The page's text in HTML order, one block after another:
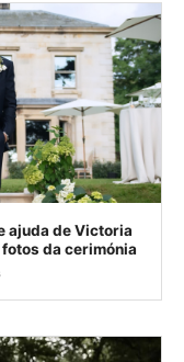
ajuda de Victoria
da cerimónia